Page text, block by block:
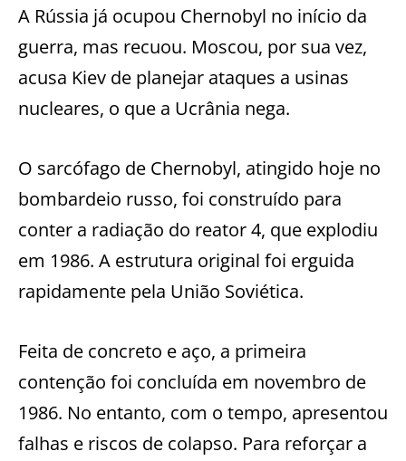
A Rússia já ocupou Chernobyl no início da
guerra, mas recuou. Moscou, por sua vez,
acusa Kiev de planejar ataques a usinas
nucleares, o que a Ucrânia nega.
O sarcófago de Chernobyl, atingido hoje no
bombardeio russo, foi construído para
conter a radiação do reator 4, que explodiu
em 1986. A estrutura original foi erguida
rapidamente pela União Soviética.
Feita de concreto e aço, a primeira
contenção foi concluída em novembro de
1986. No entanto, com o tempo, apresentou
falhas e riscos de colapso. Para reforçar a